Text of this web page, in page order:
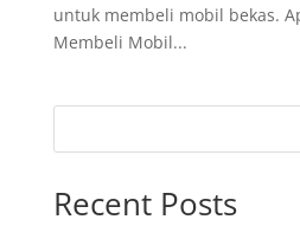
untuk membeli mobil bekas.
Membeli Mobil...
Recent Posts